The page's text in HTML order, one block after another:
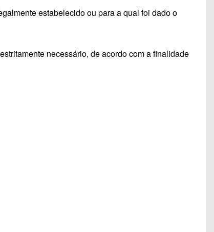
estabelecido ou para a qual foi dado o
necessário, de acordo com a finalidade